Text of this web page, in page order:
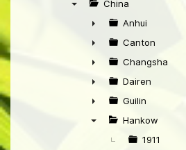
China
►
Anhui
►
Canton
►
Changsha
►
Dairen
►
Guilin
Hankow
1911